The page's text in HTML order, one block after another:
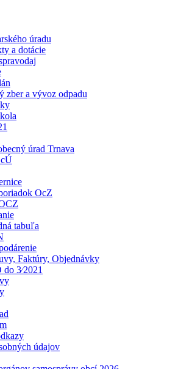
úradu
a dotácie
zber a vývoz odpadu
úrad Trnava
OcZ
tabuľa
Faktúry, Objednávky
do 3⁄2021
údajov